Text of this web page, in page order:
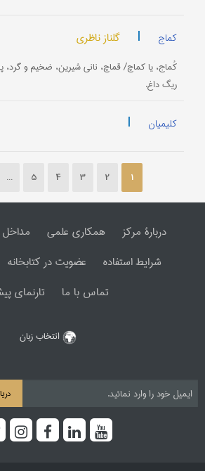
کماج | گلناز ناظری
کُماج، یا کماچ/ قماچ، نانی شیرین، ضخیم و گرد،
ریگ داغ.
کلیمیان |
1
2
3
4
5
...
دربارۀ مرکز همکاری علمی
شرایط استفاده
عضویت در کتابخانه
تماس با ما
تارنمای
انتخاب زبان